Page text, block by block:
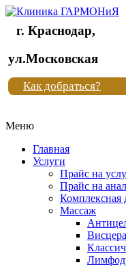
Клиника
"Новая
жизнь"
Клиника
жизнь"
г. Краснодар,
ул.Московская
Как добраться?
Меню
Главная
Услуги
Прайс на
Прайс на
Комплексная
Массаж